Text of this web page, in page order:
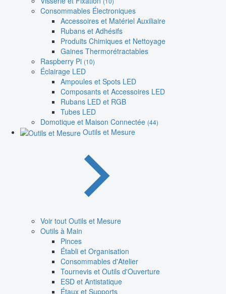
Consommables Électroniques
Accessoires et Matériel Auxiliaire
Rubans et Adhésifs
Produits Chimiques et Nettoyage
Gaines Thermorétractables
Raspberry Pi (10)
Éclairage LED
Ampoules et Spots LED
Composants et Accessoires LED
Rubans LED et RGB
Tubes LED
Domotique et Maison Connectée (44)
Outils et Mesure
Voir tout Outils et Mesure
Outils à Main
Pinces
Établi et Organisation
Consommables d'Atelier
Tournevis et Outils d'Ouverture
ESD et Antistatique
Étaux et Supports